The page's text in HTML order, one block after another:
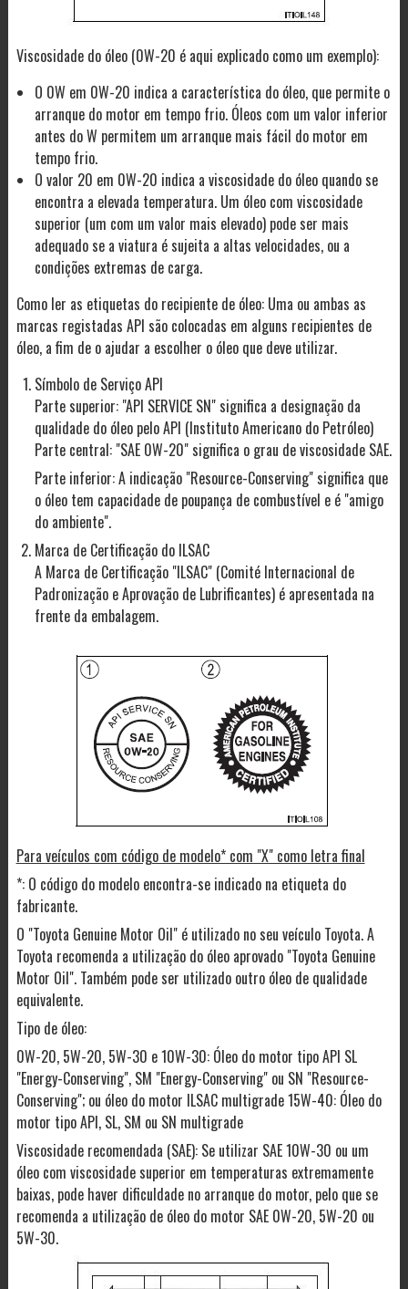
Viscosidade do óleo (0W-20 é aqui explicado como um exemplo):
O 0W em 0W-20 indica a característica do óleo, que permite o
arranque do motor em tempo frio. Óleos com um valor inferior
antes do W permitem um arranque mais fácil do motor em
tempo frio.
O valor 20 em 0W-20 indica a viscosidade do óleo quando se
encontra a elevada temperatura. Um óleo com viscosidade
superior (um com um valor mais elevado) pode ser mais
adequado se a viatura é sujeita a altas velocidades, ou a
condições extremas de carga.
Como ler as etiquetas do recipiente de óleo: Uma ou ambas as
marcas registadas API são colocadas em alguns recipientes de
óleo, a fim de o ajudar a escolher o óleo que deve utilizar.
Símbolo de Serviço API
Parte superior: "API SERVICE SN" significa a designação da
qualidade do óleo pelo API (Instituto Americano do Petróleo)
Parte central: "SAE 0W-20" significa o grau de viscosidade SAE.
Parte inferior: A indicação "Resource-Conserving" significa que
o óleo tem capacidade de poupança de combustível e é "amigo
do ambiente".
Marca de Certificação do ILSAC
A Marca de Certificação "ILSAC" (Comité Internacional de
Padronização e Aprovação de Lubrificantes) é apresentada na
frente da embalagem.
Para veículos com código de modelo* com "X" como letra final
*: O código do modelo encontra-se indicado na etiqueta do
fabricante.
O "Toyota Genuine Motor Oil" é utilizado no seu veículo Toyota. A
Toyota recomenda a utilização do óleo aprovado "Toyota Genuine
Motor Oil". Também pode ser utilizado outro óleo de qualidade
equivalente.
Tipo de óleo:
0W-20, 5W-20, 5W-30 e 10W-30: Óleo do motor tipo API SL
"Energy-Conserving", SM "Energy-Conserving" ou SN "Resource-
Conserving"; ou óleo do motor ILSAC multigrade 15W-40: Óleo do
motor tipo API, SL, SM ou SN multigrade
Viscosidade recomendada (SAE): Se utilizar SAE 10W-30 ou um
óleo com viscosidade superior em temperaturas extremamente
baixas, pode haver dificuldade no arranque do motor, pelo que se
recomenda a utilização de óleo do motor SAE 0W-20, 5W-20 ou
5W-30.